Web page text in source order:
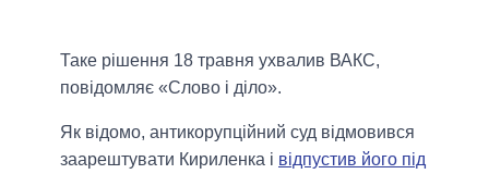
Таке рішення 18 травня ухвалив ВАКС,
повідомляє «Слово і діло».
Як відомо, антикорупційний суд відмовився
заарештувати Кириленка і відпустив його під